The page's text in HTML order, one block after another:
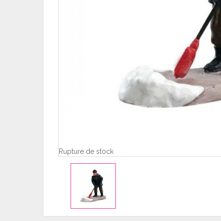
Rupture de stock